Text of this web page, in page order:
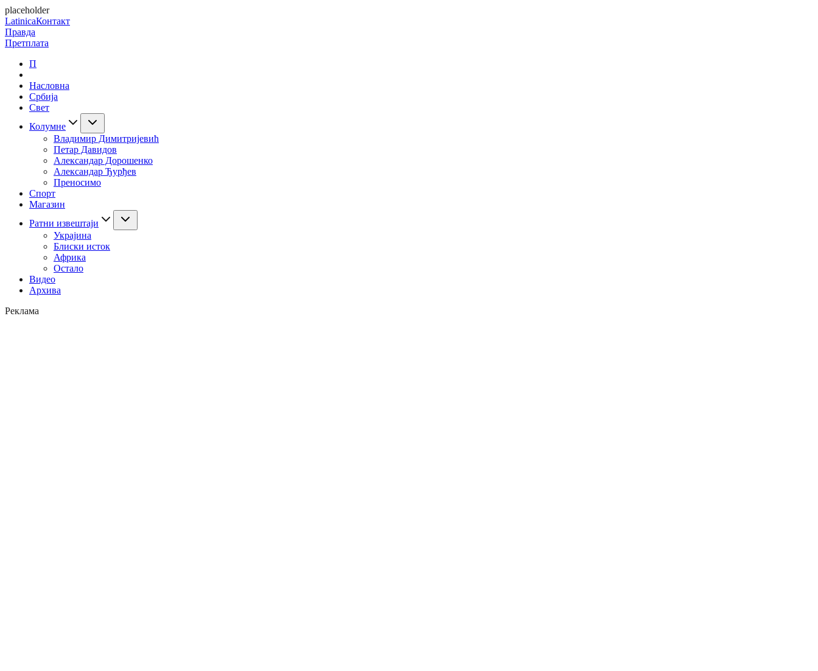
placeholder
LatinicaКонтакт
Правда
Претплата
П
Насловна
Србија
Свет
Колумне
Владимир Димитријевић
Петар Давидов
Александар Дорошенко
Александар Ђурђев
Преносимо
Спорт
Магазин
Ратни извештаји
Украјина
Блиски исток
Африка
Остало
Видео
Архива
Реклама